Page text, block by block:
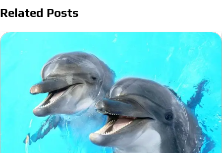
Related Posts